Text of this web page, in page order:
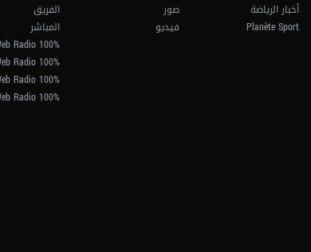
أخبار الرياضة
Planète Sport
صور
فيديو
الفريق
المباشر
100% Tounsi Web Radio
100% Gold Web Radio
100% Clubbing Web Radio
100% Hit Web Radio